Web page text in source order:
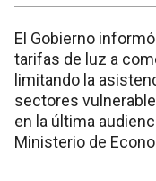
El Gobierno
tarifas de luz a
limitando la
sectores
en la última
Ministerio de